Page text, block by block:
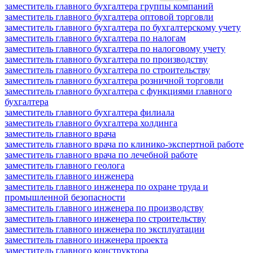
заместитель главного бухгалтера группы компаний
заместитель главного бухгалтера оптовой торговли
заместитель главного бухгалтера по бухгалтерскому учету
заместитель главного бухгалтера по налогам
заместитель главного бухгалтера по налоговому учету
заместитель главного бухгалтера по производству
заместитель главного бухгалтера по строительству
заместитель главного бухгалтера розничной торговли
заместитель главного бухгалтера с функциями главного
бухгалтера
заместитель главного бухгалтера филиала
заместитель главного бухгалтера холдинга
заместитель главного врача
заместитель главного врача по клинико-экспертной работе
заместитель главного врача по лечебной работе
заместитель главного геолога
заместитель главного инженера
заместитель главного инженера по охране труда и
промышленной безопасности
заместитель главного инженера по производству
заместитель главного инженера по строительству
заместитель главного инженера по эксплуатации
заместитель главного инженера проекта
заместитель главного конструктора